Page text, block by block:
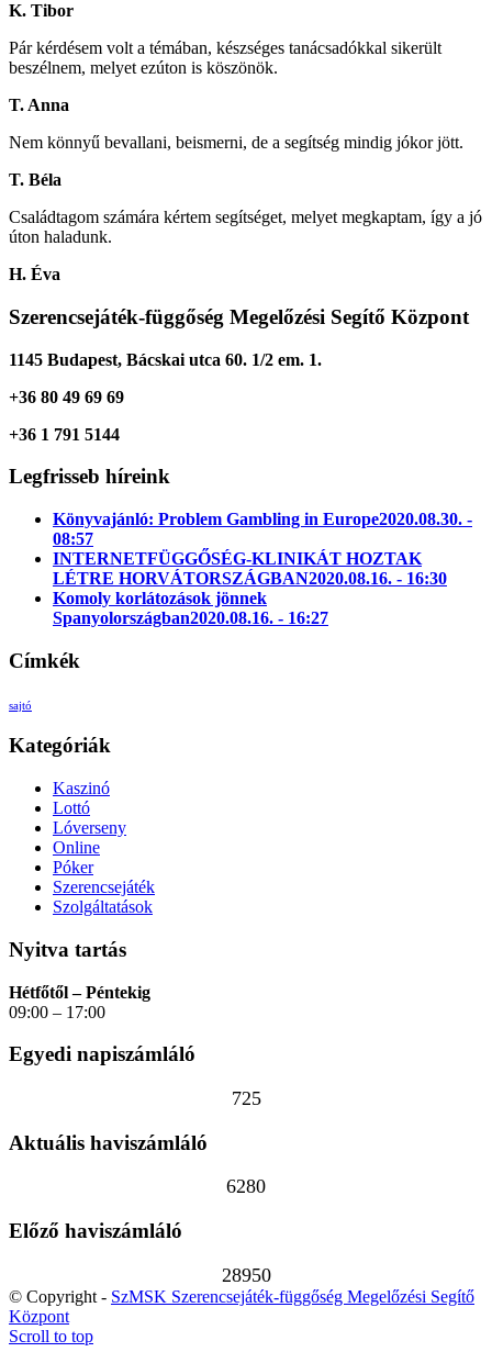
K. Tibor
Pár kérdésem volt a témában, készséges tanácsadókkal sikerült
beszélnem, melyet ezúton is köszönök.
T. Anna
Nem könnyű bevallani, beismerni, de a segítség mindig jókor jött.
T. Béla
Családtagom számára kértem segítséget, melyet megkaptam, így a jó
úton haladunk.
H. Éva
Szerencsejáték-függőség Megelőzési Segítő Központ
1145 Budapest, Bácskai utca 60. 1/2 em. 1.
+36 80 49 69 69
+36 1 791 5144
Legfrisseb híreink
Könyvajánló: Problem Gambling in Europe2020.08.30. -
08:57
INTERNETFÜGGŐSÉG-KLINIKÁT HOZTAK
LÉTRE HORVÁTORSZÁGBAN2020.08.16. - 16:30
Komoly korlátozások jönnek
Spanyolországban2020.08.16. - 16:27
Címkék
sajtó
Kategóriák
Kaszinó
Lottó
Lóverseny
Online
Póker
Szerencsejáték
Szolgáltatások
Nyitva tartás
Hétfőtől – Péntekig
09:00 – 17:00
Egyedi napiszámláló
725
Aktuális haviszámláló
6280
Előző haviszámláló
28950
© Copyright - SzMSK Szerencsejáték-függőség Megelőzési Segítő
Központ
Scroll to top